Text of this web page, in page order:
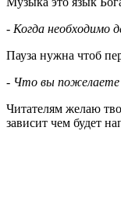
- Когда необходимо
Пауза нужна чтоб
- Что вы
Читателям желаю
зависит чем будет